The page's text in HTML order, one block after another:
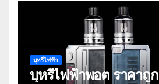
บุหรี่ไฟฟ้า
บุหรี่ไฟฟ้าพอต ราคาถูก